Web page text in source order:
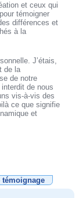
et ceux qui
témoigner
différences et
à la
J’étais,
de la
de notre
de nous
vis-à-vis des
ce que signifie
et
témoignage